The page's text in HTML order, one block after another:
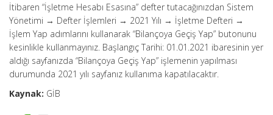
İtibaren “İşletme Hesabı Esasına” defter tutacağınızdan Sistem
Yönetimi → Defter İşlemleri → 2021 Yılı → İşletme Defteri →
İşlem Yap adımlarını kullanarak “Bilançoya Geçiş Yap” butonunu
kesinlikle kullanmayınız. Başlangıç Tarihi: 01.01.2021 ibaresinin yer
aldığı sayfanızda “Bilançoya Geçiş Yap” işlemenin yapılması
durumunda 2021 yılı sayfanız kullanıma kapatılacaktır.
Kaynak: GİB